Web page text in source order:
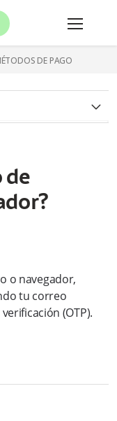
DE PAGO
de
o navegador,
tu correo
(OTP).